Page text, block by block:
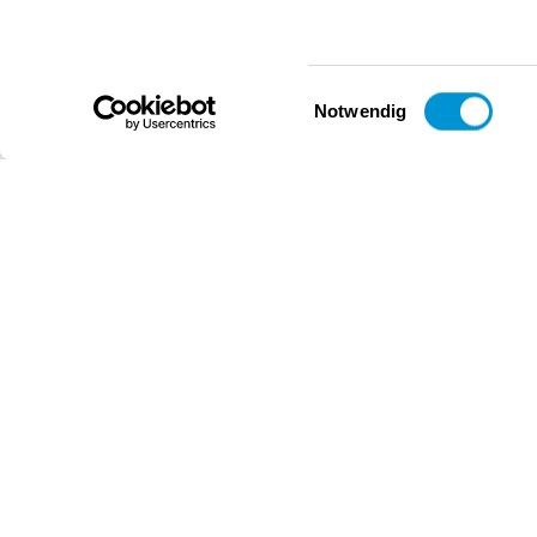
Einwilligungsauswahl
Notwendig